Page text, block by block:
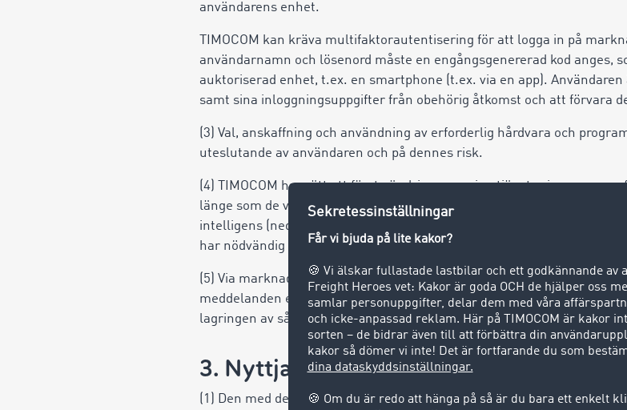
användarens enhet.
TIMOCOM kan kräva multifaktorautentisering för att logga in på
användarnamn och lösenord måste en engångsgenererad kod anges,
auktoriserad enhet, t.ex. en smartphone (t.ex. via en app).
samt sina inloggningsuppgifter från obehörig åtkomst och att förvara
(3) Val, anskaffning och användning av erforderlig hårdvara och
uteslutande av användaren och på dennes risk.
(4) TIMOCOM har rätt att företa ändringar av sina tjänster inom
länge som de väsentliga användarfaciliteterna inte begränsas.
intelligens (nedan: AI) inkluderat. Användaren är ansvarig för att de
har nödvändig kunskap.
(5) Via marknadsplatsen kan TIMOCOM överföra meddelanden till
meddelanden eller transaktioner. TIMOCOM förbehåller sig rätten att
lagringen av sådana meddelanden.
3. Nyttjanderätt
(1) Den med detta avtal beviljade nyttjanderätten gäller endast för